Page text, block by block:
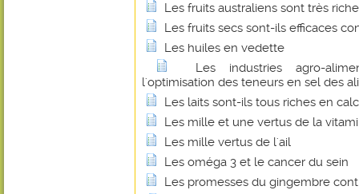
Les fruits australiens sont très
Les fruits secs sont-ils efficaces
Les huiles en vedette
Les industries agro-
l'optimisation des teneurs en sel des
Les laits sont-ils tous riches en
Les mille et une vertus de la
Les mille vertus de l'ail
Les oméga 3 et le cancer du sein
Les promesses du gingembre